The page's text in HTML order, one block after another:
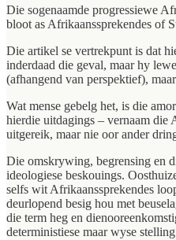
Die sogenaamde progressiewe
bloot as Afrikaanssprekendes of
Die artikel se vertrekpunt is dat
inderdaad die geval, maar hy
(afhangend van perspektief),
Wat mense gebelg het, is die
hierdie uitdagings – vernaam die
uitgereik, maar nie oor ander
Die omskrywing, begrensing en
ideologiese beskouings.
selfs wit Afrikaanssprekendes
deurlopend besig hou met
die term heg en
deterministiese maar wyse